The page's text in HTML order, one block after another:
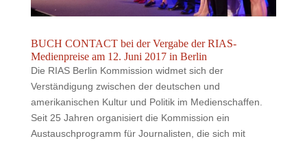
BUCH CONTACT bei der Vergabe der RIAS-
Medienpreise am 12. Juni 2017 in Berlin
Die RIAS Berlin Kommission widmet sich der
Verständigung zwischen der deutschen und
amerikanischen Kultur und Politik im Medienschaffen.
Seit 25 Jahren organisiert die Kommission ein
Austauschprogramm für Journalisten, die sich mit